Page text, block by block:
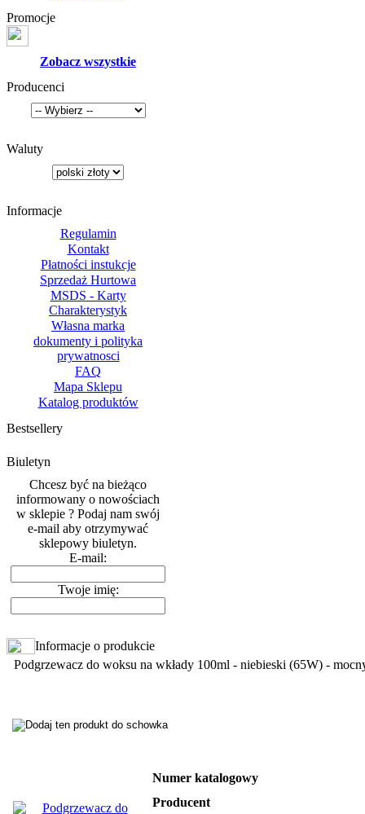
Promocje
Zobacz wszystkie
Producenci
Waluty
Informacje
Regulamin
Kontakt
Płatności instukcje
Sprzedaż Hurtowa
MSDS - Karty
Charakterystyk
Własna marka
dokumenty i polityka
prywatnosci
FAQ
Mapa Sklepu
Katalog produktów
Bestsellery
Biuletyn
Chcesz być na bieżąco
informowany o nowościach
w sklepie ? Podaj nam swój
e-mail aby otrzymywać
sklepowy biuletyn.
E-mail:
Twoje imię:
Informacje o produkcie
Podgrzewacz do woksu na wkłady 100ml - niebieski (65W) -
Numer katalogowy
Producent